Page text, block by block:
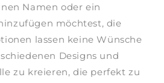
Namen oder ein
möchtest, die
lassen keine Wünsche
Designs und
zu kreieren, die perfekt zu